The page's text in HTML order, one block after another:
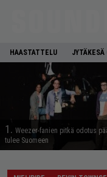
HAASTATTELU JYTÄKESÄ
1. Weezer-fanien pitkä odotus
tulee Suomeen